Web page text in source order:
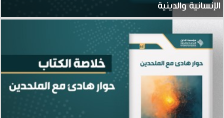
الإنسانية والدينية